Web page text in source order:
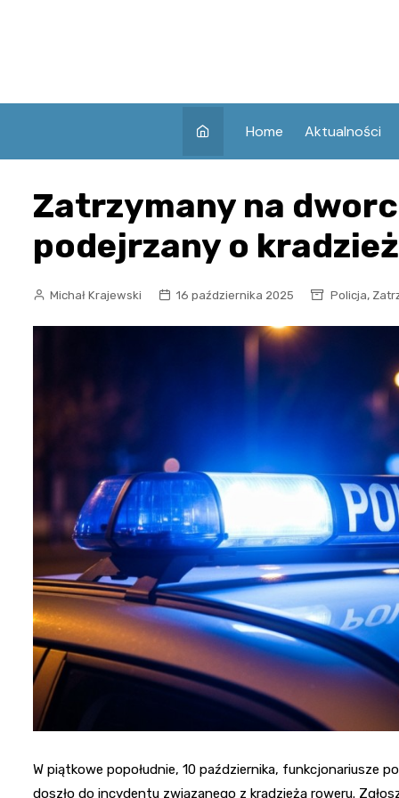
Home Aktualności
Zatrzymany na
podejrzany o
Michał Krajewski 16 października 2025 Policja,
W piątkowe popołudnie, 10 października, funkcjonariusze
doszło do incydentu związanego z kradzieżą roweru.